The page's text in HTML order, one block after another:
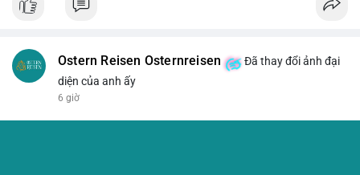
Ostern Reisen Osternreisen
Đã thay đổi ảnh đại
diện của anh ấy
6 giờ